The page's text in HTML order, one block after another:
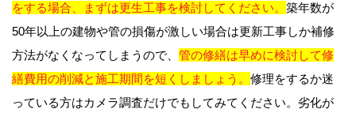
をする場合、まずは更生工事を検討してください。 築年数が
50年以上の建物や管の損傷が激しい場合は更新工事しか補修
方法がなくなってしまうので、 管の修繕は早めに検討して修
繕費用の削減と施工期間を短くしましょう。 修理をするか迷
っている方はカメラ調査だけでもしてみてください。劣化が